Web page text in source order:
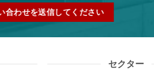
合わせを送信してください
セクター